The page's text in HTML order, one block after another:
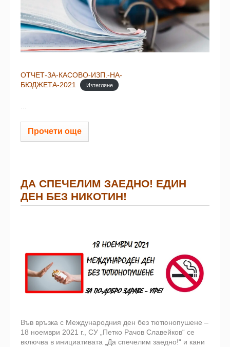
ОТЧЕТ-ЗА-КАСОВО-ИЗП.-НА-
БЮДЖЕТА-2021
Изтегляне
Прочети още
ДА СПЕЧЕЛИМ ЗАЕДНО! ЕДИН
ДЕН БЕЗ НИКОТИН!
Във връзка с Международния ден без тютюнопушене –
18 ноември 2021 г., СУ „Петко Рачов Славейков“ се
включва в инициативата „Да спечелим заедно!“ и кани